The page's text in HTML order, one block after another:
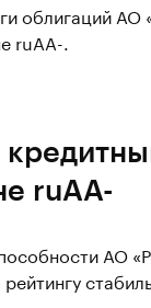
облигаций АО
ruАA-.
ruAA-
АО